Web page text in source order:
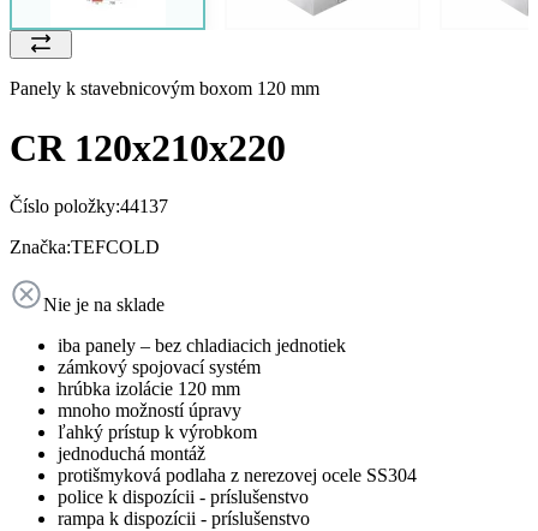
Panely k stavebnicovým boxom 120 mm
CR 120x210x220
Číslo položky:44137
Značka:TEFCOLD
Nie je na sklade
iba panely – bez chladiacich jednotiek
zámkový spojovací systém
hrúbka izolácie 120 mm
mnoho možností úpravy
ľahký prístup k výrobkom
jednoduchá montáž
protišmyková podlaha z nerezovej ocele SS304
police k dispozícii - príslušenstvo
rampa k dispozícii - príslušenstvo